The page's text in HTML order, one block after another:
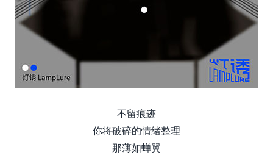
不留痕迹
你将破碎的情绪整理
那薄如蝉翼